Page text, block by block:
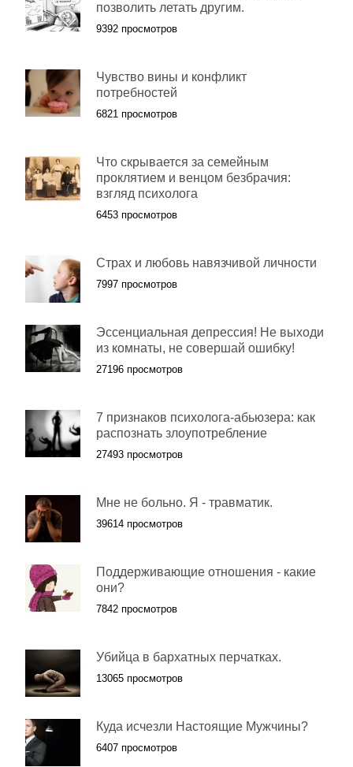
позволить летать другим.
9392 просмотров
Чувство вины и конфликт
потребностей
6821 просмотров
Что скрывается за семейным
проклятием и венцом безбрачия:
взгляд психолога
6453 просмотров
Страх и любовь навязчивой личности
7997 просмотров
Эссенциальная депрессия! Не выходи
из комнаты, не совершай ошибку!
27196 просмотров
7 признаков психолога-абьюзера: как
распознать злоупотребление
27493 просмотров
Мне не больно. Я - травматик.
39614 просмотров
Поддерживающие отношения - какие
они?
7842 просмотров
Убийца в бархатных перчатках.
13065 просмотров
Куда исчезли Настоящие Мужчины?
6407 просмотров